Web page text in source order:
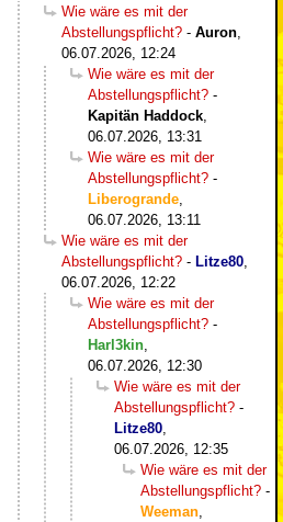
Wie wäre es mit der
Abstellungspflicht? - Auron
06.07.2026, 12:24
Wie wäre es mit der
Abstellungspflicht? -
Kapitän Haddock
06.07.2026, 13:31
Wie wäre es mit der
Abstellungspflicht? -
Liberogrande
06.07.2026, 13:11
Wie wäre es mit der
Abstellungspflicht? - Litze80
06.07.2026, 12:22
Wie wäre es mit der
Abstellungspflicht? -
Harl3kin
06.07.2026, 12:30
Wie wäre es mit der
Abstellungspflicht? -
Litze80
06.07.2026, 12:35
Wie wäre es mit der
Abstellungspflicht? -
Weeman